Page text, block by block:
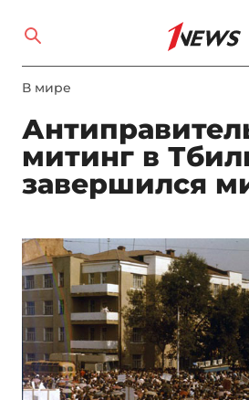
В мире
митинг в
завершился